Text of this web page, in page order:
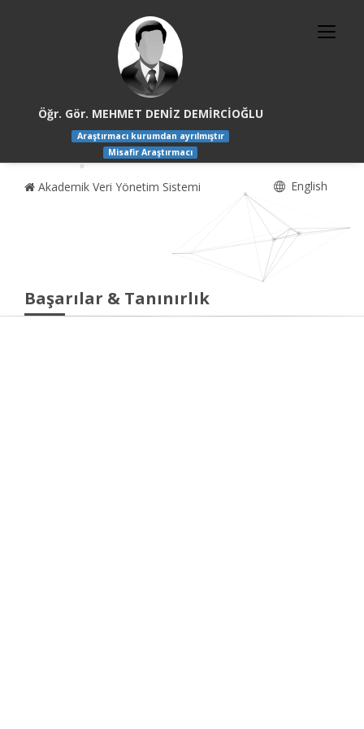
Öğr. Gör. MEHMET DENİZ DEMİRCİOĞLU
Araştırmacı kurumdan ayrılmıştır
Misafir Araştırmacı
Akademik Veri Yönetim Sistemi English
Başarılar & Tanınırlık